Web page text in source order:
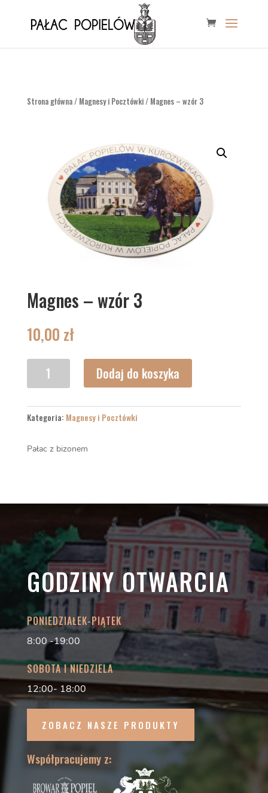
Strona główna/ Magnesy i Pocztówki/ Magnes – wzór 3
Magnes – wzór 3
10,00 zł
Magnes
–
wzór
3
Dodaj do koszyka
Kategoria: Magnesy i Pocztówki
Pałac z bizonem
GODZINY OTWARCIA
PONIEDZIAŁEK-PIĄTEK
8:00 -19:00
SOBOTA I NIEDZIELA
12:00- 18:00
ZOBACZ NASZE PRODUKTY
Współpracujemy z: